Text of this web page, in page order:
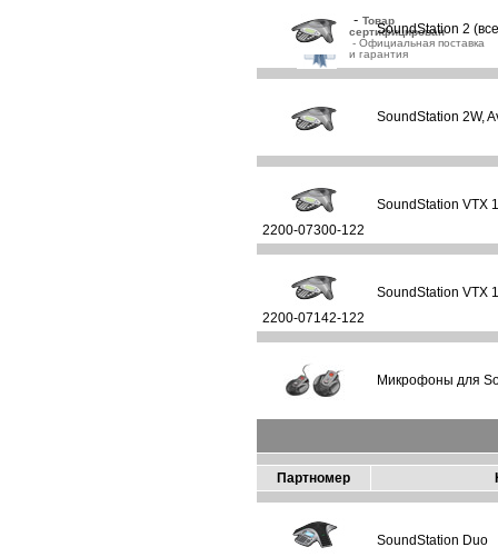
- Товар
сертифицирован
- Официальная поставка
и гарантия
SoundStation 2
SoundStation 2W,
2200-07300-122
SoundStation VTX
2200-07142-122
SoundStation VTX
Микрофоны для
Партномер
SoundStation Duo